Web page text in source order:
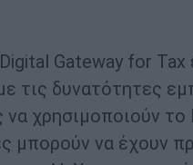
Gateway for Tax
τις δυνατότητες
χρησιμοποιούν
μπορούν να έχουν